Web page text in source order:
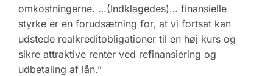
omkostningerne. …(Indklagedes)… finansielle
styrke er en forudsætning for, at vi fortsat kan
udstede realkreditobligationer til en høj kurs og
sikre attraktive renter ved refinansiering og
udbetaling af lån.”